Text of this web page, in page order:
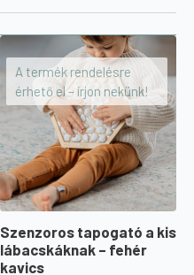
A termék rendelésre
érhető el – írjon nekünk!
Szenzoros tapogató a kis
lábacskáknak – fehér
kavics